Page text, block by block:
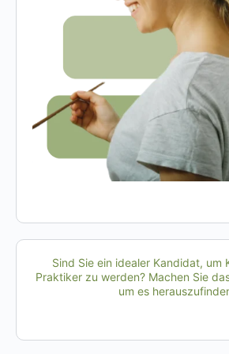
Sind Sie ein idealer Kandidat, um
Praktiker zu werden? Machen Sie
um es